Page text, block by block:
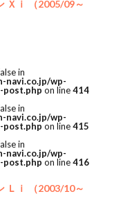
Ｘｉ （2005/09～
in
navi.co.jp/wp-
on line414
in
navi.co.jp/wp-
on line415
in
navi.co.jp/wp-
on line416
Ｌｉ （2003/10～